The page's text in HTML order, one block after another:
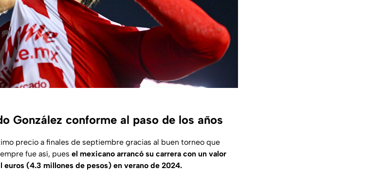
González conforme al paso de los años
precio a finales de septiembre gracias al buen torneo que
fue así, pues el mexicano arrancó su carrera con un valor
euros (4.3 millones de pesos) en verano de 2024.